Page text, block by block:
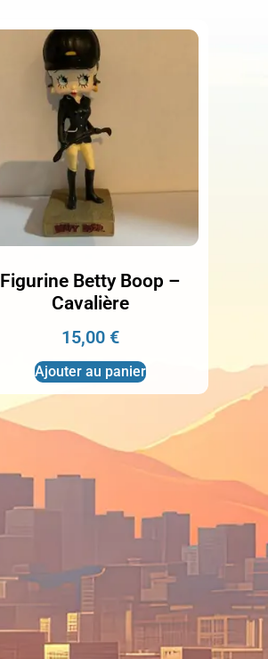
Figurine Betty Boop –
Cavalière
15,00 €
Ajouter au panier